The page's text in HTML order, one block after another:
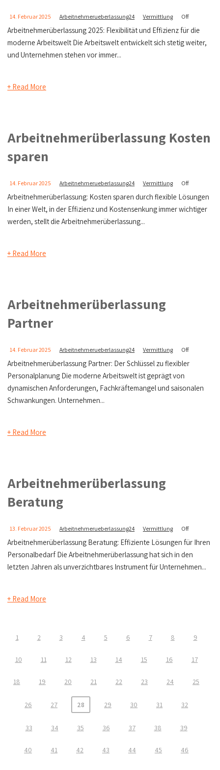
14. Februar 2025 Arbeitnehmerueberlassung24 Vermittlung Off
Arbeitnehmerüberlassung 2025: Flexibilität und Effizienz für die
moderne Arbeitswelt Die Arbeitswelt entwickelt sich stetig weiter,
und Unternehmen stehen vor immer...
+ Read More
Arbeitnehmerüberlassung Kosten
sparen
14. Februar 2025 Arbeitnehmerueberlassung24 Vermittlung Off
Arbeitnehmerüberlassung: Kosten sparen durch flexible Lösungen
In einer Welt, in der Effizienz und Kostensenkung immer wichtiger
werden, stellt die Arbeitnehmerüberlassung...
+ Read More
Arbeitnehmerüberlassung
Partner
14. Februar 2025 Arbeitnehmerueberlassung24 Vermittlung Off
Arbeitnehmerüberlassung Partner: Der Schlüssel zu flexibler
Personalplanung Die moderne Arbeitswelt ist geprägt von
dynamischen Anforderungen, Fachkräftemangel und saisonalen
Schwankungen. Unternehmen...
+ Read More
Arbeitnehmerüberlassung
Beratung
13. Februar 2025 Arbeitnehmerueberlassung24 Vermittlung Off
Arbeitnehmerüberlassung Beratung: Effiziente Lösungen für Ihren
Personalbedarf Die Arbeitnehmerüberlassung hat sich in den
letzten Jahren als unverzichtbares Instrument für Unternehmen...
+ Read More
1 2 3 4 5 6 7 8 9
10 11 12 13 14 15 16 17
18 19 20 21 22 23 24 25
26 27 28 29 30 31 32
33 34 35 36 37 38 39
40 41 42 43 44 45 46